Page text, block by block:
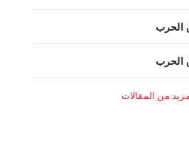
الحرب
الحرب
من المقالات